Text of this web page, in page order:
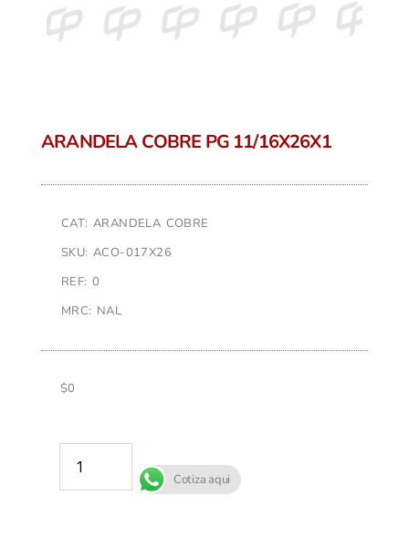
ARANDELA COBRE PG 11/16X26X1
CAT: ARANDELA COBRE
SKU: ACO-017X26
REF: 0
MRC: NAL
$0
Cotiza aqui